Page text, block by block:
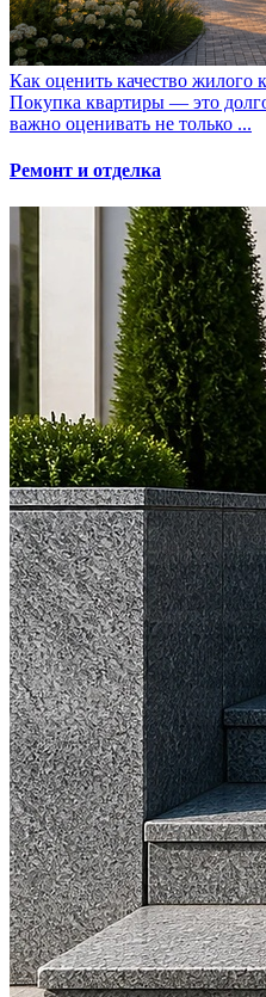
Как оценить качество жилого
Покупка квартиры — это
важно оценивать не только ...
Ремонт и отделка